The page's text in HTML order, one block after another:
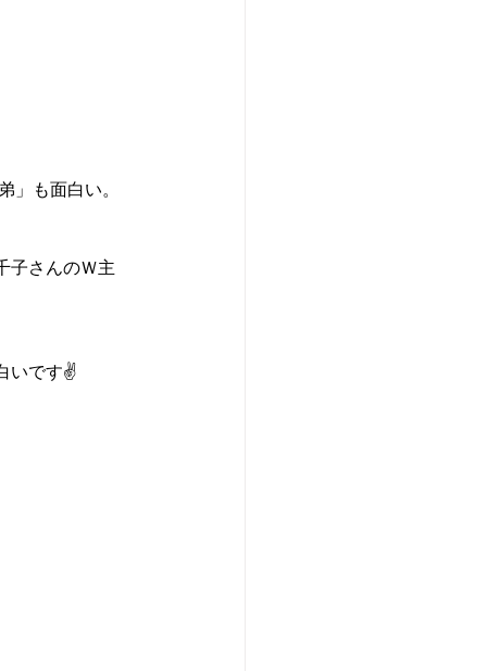
」も面白い。
子さんのＷ主
いです✌